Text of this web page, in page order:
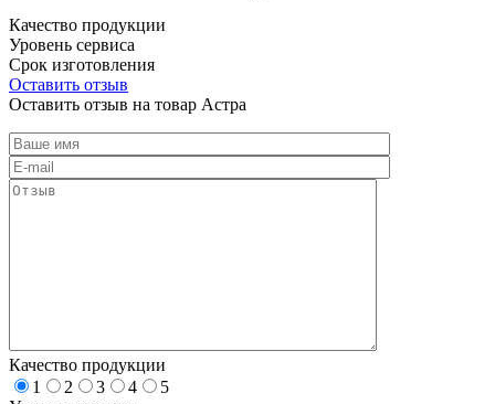
Качество продукции
Уровень сервиса
Срок изготовления
Оставить отзыв
Оставить отзыв на товар Астра
Качество продукции
1
2 3 4
5